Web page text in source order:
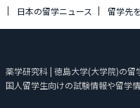
日本の留学ニュース 留学先
薬学研究科 | 徳島大学(大学院)の留
国人留学生向けの試験情報や留学